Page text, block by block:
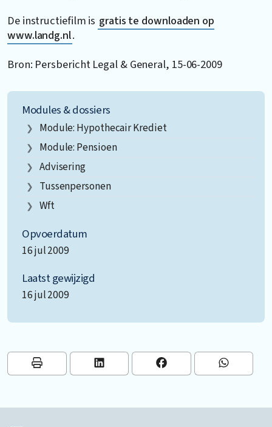
De instructiefilm is gratis te downloaden op
www.landg.nl.
Bron: Persbericht Legal & General, 15-06-2009
Modules & dossiers
Module: Hypothecair Krediet
Module: Pensioen
Advisering
Tussenpersonen
Wft
Opvoerdatum
16 jul 2009
Laatst gewijzigd
16 jul 2009